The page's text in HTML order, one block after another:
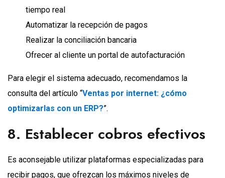
tiempo real
Automatizar la recepción de pagos
Realizar la conciliación bancaria
Ofrecer al cliente un portal de autofacturación
Para elegir el sistema adecuado, recomendamos la
consulta del artículo “Ventas por internet: ¿cómo
optimizarlas con un ERP?”.
8. Establecer cobros efectivos
Es aconsejable utilizar plataformas especializadas para
recibir pagos, que ofrezcan los máximos niveles de